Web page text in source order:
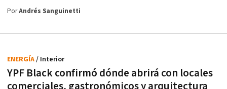
PorAndrés Sanguinetti
YPF Black confirmó dónde abrirá con locales
ENERGÍA/ Interior